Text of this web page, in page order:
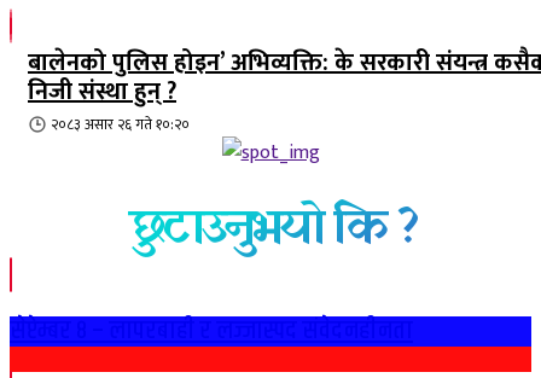
बालेनको पुलिस होइन’ अभिव्यक्ति: के सरकारी संयन्त्र
निजी संस्था हुन् ?
२०८३ असार २६ गते १०:२०
छुटाउनुभयो कि ?